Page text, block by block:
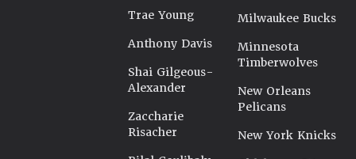
Trae Young
Anthony Davis
Shai Gilgeous-
Alexander
Zaccharie
Risacher
Milwaukee Bucks
Minnesota
Timberwolves
New Orleans
Pelicans
New York Knicks